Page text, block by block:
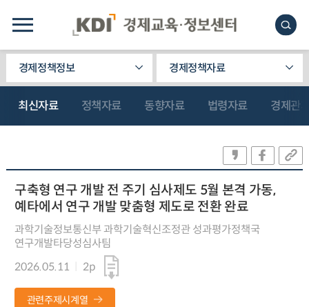
경제정책정보 경제정책자료
최신자료 정책자료 동향자료 법령자료 경제관
구축형 연구 개발 전 주기 심사제도 5월 본격 가동,
예타에서 연구 개발 맞춤형 제도로 전환 완료
과학기술정보통신부 과학기술혁신조정관 성과평가정책국
연구개발타당성심사팀
2026.05.11
2p
관련주제시계열